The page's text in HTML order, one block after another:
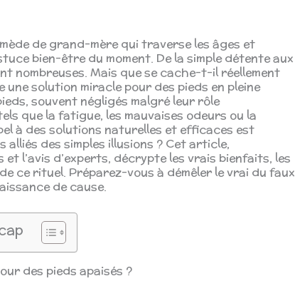
de grand-mère qui traverse les âges et
bien-être du moment. De la simple détente aux
nombreuses. Mais que se cache-t-il réellement
solution miracle pour des pieds en pleine
souvent négligés malgré leur rôle
que la fatigue, les mauvaises odeurs ou la
à des solutions naturelles et efficaces est
des simples illusions ? Cet article,
l’avis d’experts, décrypte les vrais bienfaits, les
ce rituel. Préparez-vous à démêler le vrai du faux
de cause.
des pieds apaisés ?